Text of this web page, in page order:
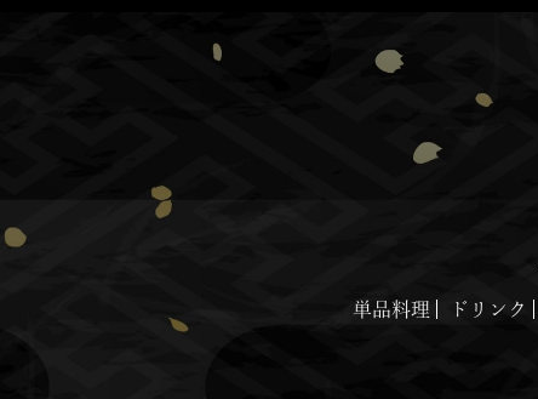
単品料理 ドリンク